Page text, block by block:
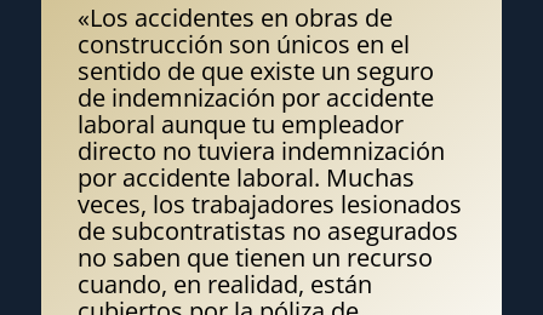
«Los accidentes en obras de
construcción son únicos en el
sentido de que existe un seguro
de indemnización por accidente
laboral aunque tu empleador
directo no tuviera indemnización
por accidente laboral. Muchas
veces, los trabajadores lesionados
de subcontratistas no asegurados
no saben que tienen un recurso
cuando, en realidad, están